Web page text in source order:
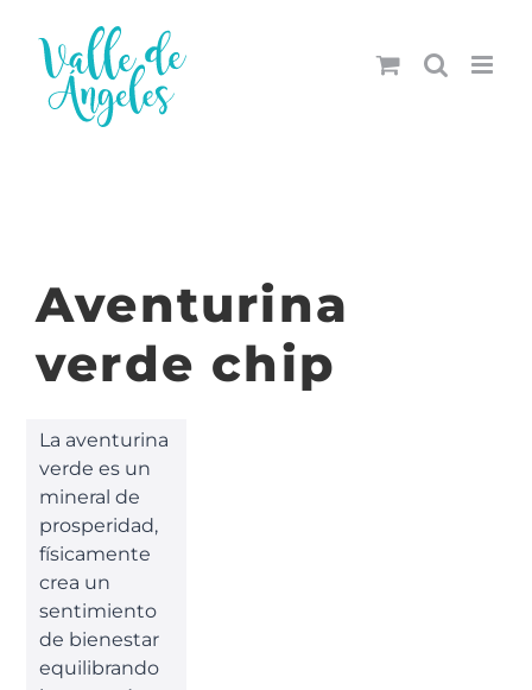
contenido
Aventurina
verde chip
La aventurina
verde es un
mineral de
prosperidad,
físicamente
crea un
sentimiento
de bienestar
equilibrando